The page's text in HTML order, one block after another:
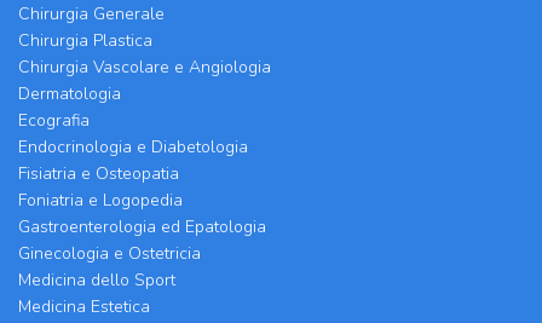
Chirurgia Generale
Chirurgia Plastica
Chirurgia Vascolare e Angiologia
Dermatologia
Ecografia
Endocrinologia e Diabetologia
Fisiatria e Osteopatia
Foniatria e Logopedia
Gastroenterologia ed Epatologia
Ginecologia e Ostetricia
Medicina dello Sport
Medicina Estetica